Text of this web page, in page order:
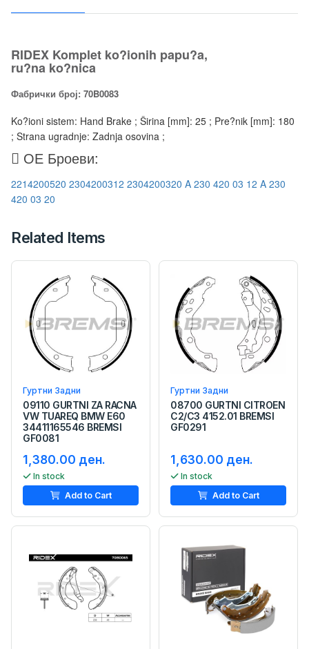
RIDEX Komplet ko?ionih papu?a,
ru?na ko?nica
Фабрички број: 70B0083
Ko?ioni sistem: Hand Brake ; Širina [mm]: 25 ; Pre?nik [mm]: 180
; Strana ugradnje: Zadnja osovina ;
ОЕ Броеви:
2214200520 2304200312 2304200320 A 230 420 03 12 A 230
420 03 20
Related Items
Гуртни Задни
09110 GURTNI ZA RACNA
VW TUAREQ BMW E60
34411165546 BREMSI
GF0081
1,380.00 ден.
In stock
Add to Cart
Гуртни Задни
08700 GURTNI CITROEN
C2/C3 4152.01 BREMSI
GF0291
1,630.00 ден.
In stock
Add to Cart